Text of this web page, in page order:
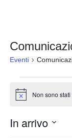
Eventi
Notice Non sono
In arrivo